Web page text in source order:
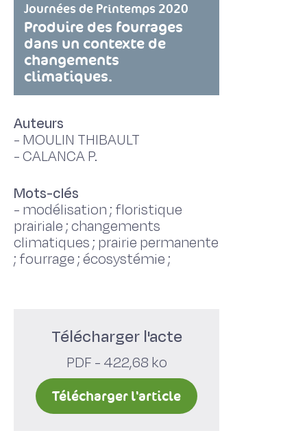
Journées de Printemps 2020
Produire des fourrages
dans un contexte de
changements
climatiques.
Auteurs
- MOULIN THIBAULT
-CALANCA P.
Mots-clés
- modélisation ; floristique
prairiale ; changements
climatiques ; prairie permanente
; fourrage ; écosystémie ;
Télécharger l'acte
PDF - 422,68 ko
Télécharger l'article